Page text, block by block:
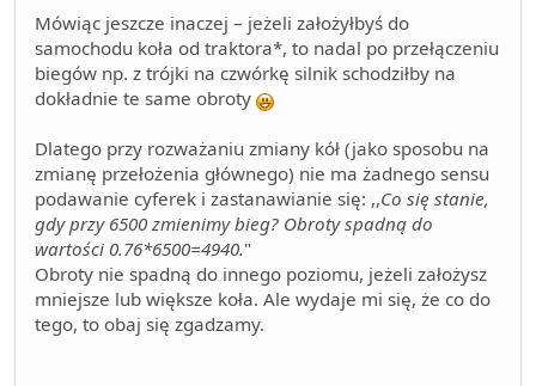
Mówiąc jeszcze inaczej – jeżeli założyłbyś do
samochodu koła od traktora*, to nadal po przełączeniu
biegów np. z trójki na czwórkę silnik schodziłby na
dokładnie te same obroty
Dlatego przy rozważaniu zmiany kół (jako sposobu na
zmianę przełożenia głównego) nie ma żadnego sensu
podawanie cyferek i zastanawianie się: ,,Co się stanie,
gdy przy 6500 zmienimy bieg? Obroty spadną do
wartości 0.76*6500=4940."
Obroty nie spadną do innego poziomu, jeżeli założysz
mniejsze lub większe koła. Ale wydaje mi się, że co do
tego, to obaj się zgadzamy.